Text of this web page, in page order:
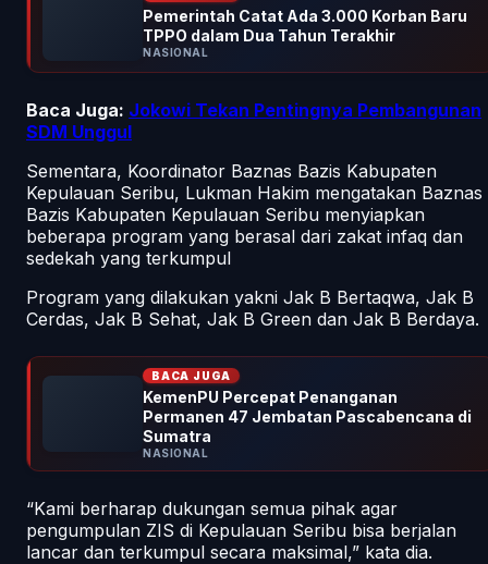
Pemerintah Catat Ada 3.000 Korban Baru
TPPO dalam Dua Tahun Terakhir
NASIONAL
Baca Juga: Jokowi Tekan Pentingnya Pembangunan
SDM Unggul
Sementara, Koordinator Baznas Bazis Kabupaten
Kepulauan Seribu, Lukman Hakim mengatakan Baznas
Bazis Kabupaten Kepulauan Seribu menyiapkan
beberapa program yang berasal dari zakat infaq dan
sedekah yang terkumpul
Program yang dilakukan yakni Jak B Bertaqwa, Jak B
Cerdas, Jak B Sehat, Jak B Green dan Jak B Berdaya.
BACA JUGA
KemenPU Percepat Penanganan
Permanen 47 Jembatan Pascabencana di
Sumatra
NASIONAL
“Kami berharap dukungan semua pihak agar
pengumpulan ZIS di Kepulauan Seribu bisa berjalan
lancar dan terkumpul secara maksimal,” kata dia.